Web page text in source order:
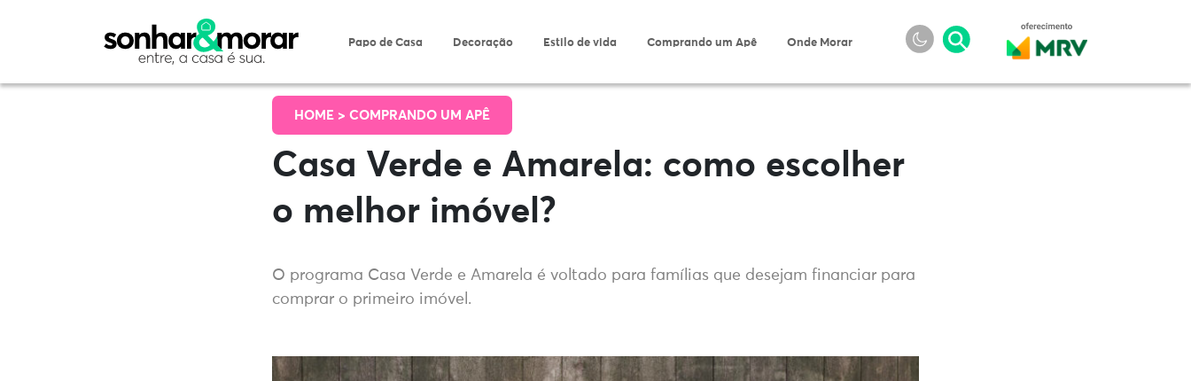
Papo de Casa Decoração Estilo de vida Comprando um Apê Onde Morar
HOME > COMPRANDO UM APÊ
Casa Verde e Amarela: como escolher
o melhor imóvel?
O programa Casa Verde e Amarela é voltado para famílias que desejam financiar para
comprar o primeiro imóvel.